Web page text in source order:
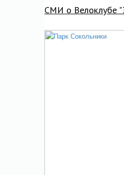
СМИ о Велоклубе